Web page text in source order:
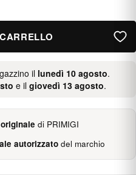
il lunedì 10 agosto.
e il giovedì 13 agosto.
di PRIMIGI
autorizzatodel marchio